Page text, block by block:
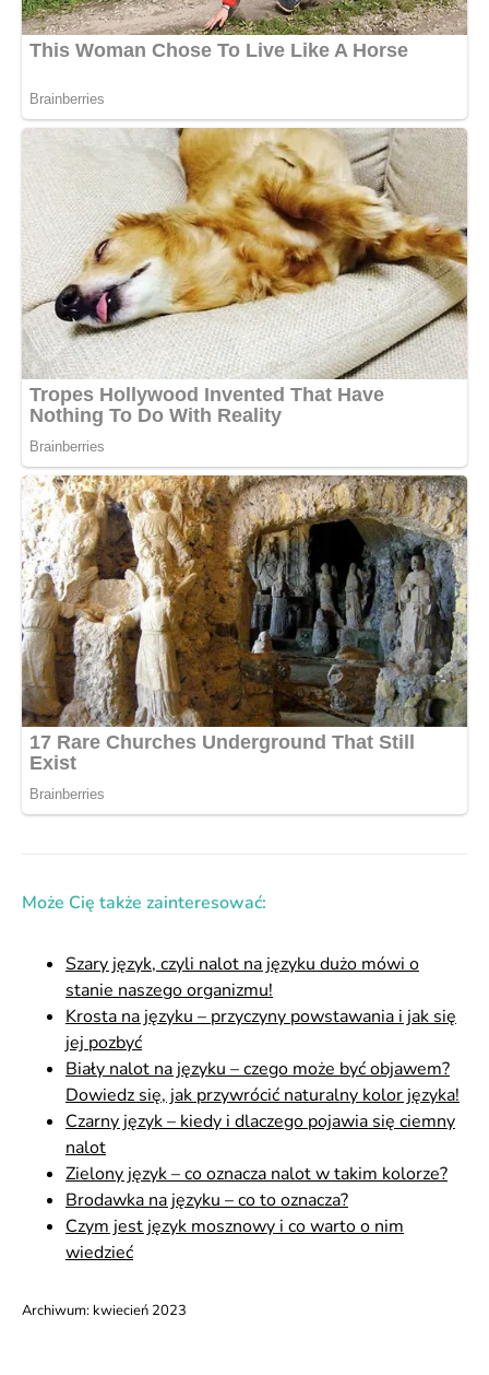
Może Cię także zainteresować:
Szary język, czyli nalot na języku dużo mówi o
stanie naszego organizmu!
Krosta na języku – przyczyny powstawania i jak się
jej pozbyć
Biały nalot na języku – czego może być objawem?
Dowiedz się, jak przywrócić naturalny kolor języka!
Czarny język – kiedy i dlaczego pojawia się ciemny
nalot
Zielony język – co oznacza nalot w takim kolorze?
Brodawka na języku – co to oznacza?
Czym jest język mosznowy i co warto o nim
wiedzieć
Archiwum: kwiecień 2023